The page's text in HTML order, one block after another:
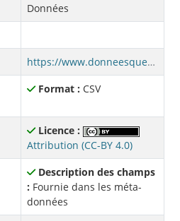
Données
https://www.donneesquebec.ca/recherche/dataset/1bb9277c-2a31-42ee-8625-2b68d4283026/resource/13d15a0a-99d0-446e-b784-a1d3302864a9/download/afdr-adultes-202507.csv
Format : CSV
Licence :
Attribution (CC-BY 4.0)
Description des champs
: Fournie dans les méta-
données